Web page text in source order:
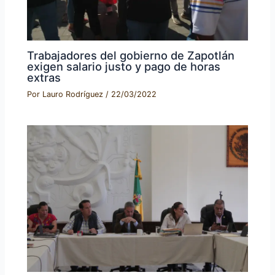
Trabajadores del gobierno de Zapotlán
exigen salario justo y pago de horas
extras
Por Lauro Rodríguez / 22/03/2022